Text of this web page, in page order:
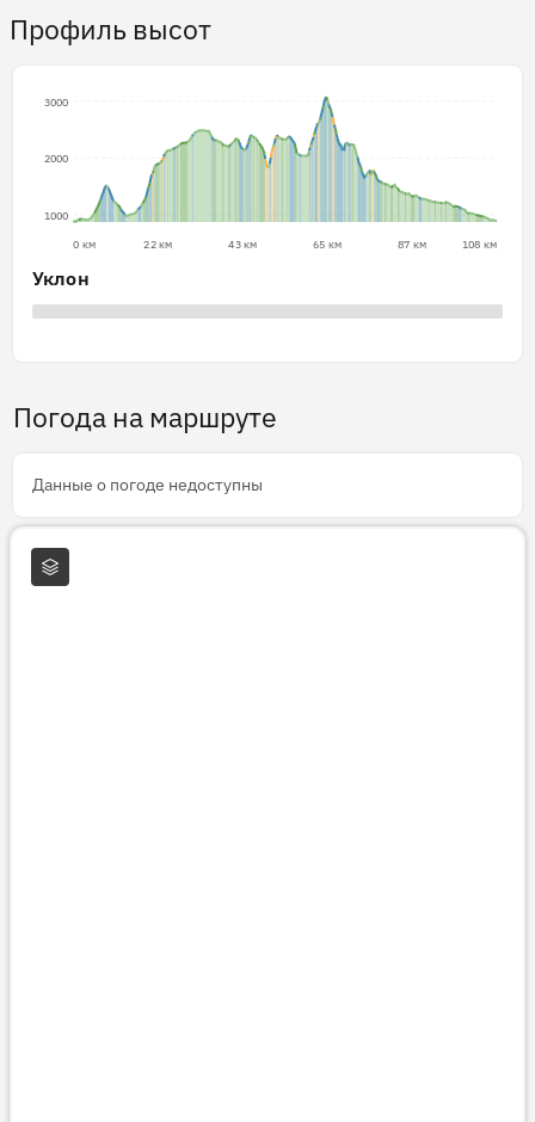
Профиль высот
1000
2000
3000
0 км 22 км 43 км 65 км 87 км 108 км
Уклон
Погода на маршруте
Данные о погоде недоступны